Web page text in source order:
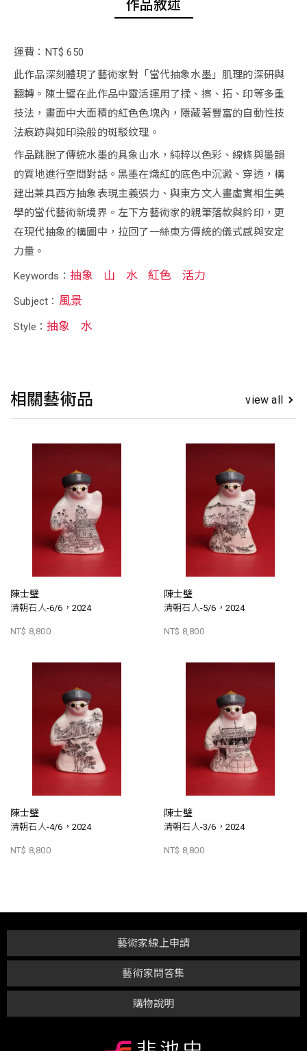
作品敘述
運費：NT$ 650
此作品深刻體現了藝術家對「當代抽象水墨」肌理的深研與
翻轉。陳士璧在此作品中靈活運用了揉、擦、拓、印等多重
技法，畫面中大面積的紅色色塊內，隱藏著豐富的自動性技
法痕跡與如印染般的斑駁紋理。
作品跳脫了傳統水墨的具象山水，純粹以色彩、線條與墨韻
的質地進行空間對話。黑墨在熾紅的底色中沉澱、穿透，構
建出兼具西方抽象表現主義張力、與東方文人畫虛實相生美
學的當代藝術新境界。左下方藝術家的親筆落款與鈐印，更
在現代抽象的構圖中，拉回了一絲東方傳統的儀式感與安定
力量。
Keywords： 抽象 山 水 紅色 活力
Subject： 風景
Style：抽象 水
相關藝術品 view all
陳士璧
清朝石人-6/6，2024
NT$ 8,800
陳士璧
清朝石人-5/6，2024
NT$ 8,800
陳士璧
清朝石人-4/6，2024
NT$ 8,800
陳士璧
清朝石人-3/6，2024
NT$ 8,800
購物說明
藝術家問答集
藝術家線上申請